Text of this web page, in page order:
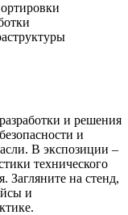
и решения
и
В экспозиции –
технического
Загляните на стенд,
и